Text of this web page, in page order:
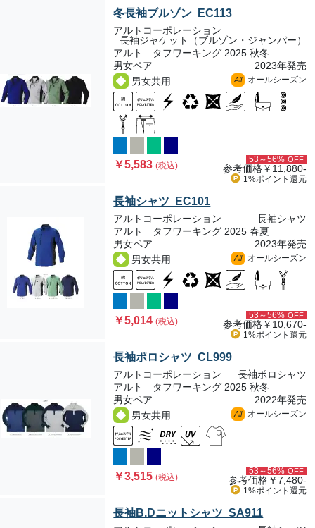
冬長袖ブルゾン EC113
アルトコーポレーション
長袖ジャケット（ブルゾン・ジャンパー）
アルト タフワーキング 2025 秋冬
男女ペア
2023年発売
男女共用
All オールシーズン
￥5,583(税込)
53～56% OFF
参考価格￥11,880-
1%ポイント 還元
長袖シャツ EC101
アルトコーポレーション
長袖シャツ
アルト タフワーキング 2025 春夏
男女ペア
2023年発売
男女共用
All オールシーズン
￥5,014(税込)
53～56% OFF
参考価格￥10,670-
1%ポイント 還元
長袖ポロシャツ CL999
アルトコーポレーション
長袖ポロシャツ
アルト タフワーキング 2025 秋冬
男女ペア
2022年発売
男女共用
All オールシーズン
￥3,515(税込)
53～56% OFF
参考価格￥7,480-
1%ポイント 還元
長袖B.Dニットシャツ SA911